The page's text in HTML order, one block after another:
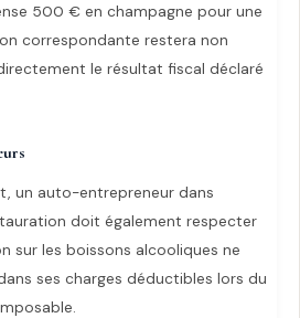
500 € en champagne pour une
correspondante restera non
le résultat fiscal déclaré
un auto-entrepreneur dans
doit également respecter
sur les boissons alcooliques ne
ses charges déductibles lors du